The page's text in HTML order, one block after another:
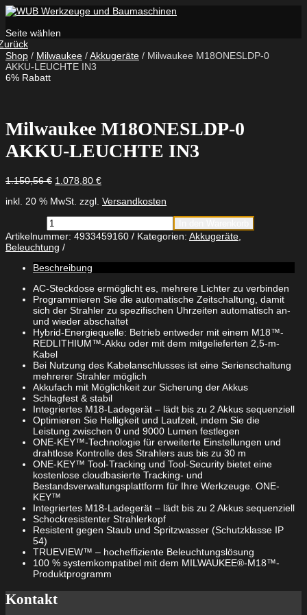
Seite wählen
Shop / Milwaukee /Akkugeräte / Milwaukee M18ONESLDP-0
AKKU-LEUCHTE IN3
6% Rabatt
Milwaukee M18ONESLDP-0
AKKU-LEUCHTE IN3
1.150,56€ Ursprünglicher
war:
1.078,80 €Aktueller
ist:
inkl. 20 % MwSt. zzgl. Versandkosten
Milwaukee
M18ONESLDP-
0
AKKU-
LEUCHTE
IN3
Menge
Artikelnummer: 4933459160 Kategorien: Akkugeräte
Beleuchtung
Beschreibung
AC-Steckdose ermöglicht es, mehrere Lichter zu verbinden
Programmieren Sie die automatische Zeitschaltung, damit
sich der Strahler zu spezifischen Uhrzeiten automatisch an-
und wieder abschaltet
Hybrid-Energiequelle: Betrieb entweder mit einem M18™-
REDLITHIUM™-Akku oder mit dem mitgelieferten 2,5-m-
Kabel
Bei Nutzung des Kabelanschlusses ist eine Serienschaltung
mehrerer Strahler möglich
Akkufach mit Möglichkeit zur Sicherung der Akkus
Schlagfest & stabil
Integriertes M18-Ladegerät – lädt bis zu 2 Akkus sequenziell
Optimieren Sie Helligkeit und Laufzeit, indem Sie die
Leistung zwischen 0 und 9000 Lumen festlegen
ONE-KEY™-Technologie für erweiterte Einstellungen und
drahtlose Kontrolle des Strahlers aus bis zu 30 m
ONE-KEY™ Tool-Tracking und Tool-Security bietet eine
kostenlose cloudbasierte Tracking- und
Bestandsverwaltungsplattform für Ihre Werkzeuge. ONE-
KEY™
Integriertes M18-Ladegerät – lädt bis zu 2 Akkus sequenziell
Schockresistenter Strahlerkopf
Resistent gegen Staub und Spritzwasser (Schutzklasse IP
54)
TRUEVIEW™ – hocheffiziente Beleuchtungslösung
100 % systemkompatibel mit dem MILWAUKEE®-M18™-
Produktprogramm
Kontakt